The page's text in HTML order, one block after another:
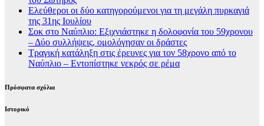
Ελεύθεροι οι δύο κατηγορούμενοι για τη μεγάλη πυρκαγιά
της 31ης Ιουλίου
Σοκ στο Ναύπλιο: Εξιχνιάστηκε η δολοφονία του 59χρονου
– Δύο συλλήψεις, ομολόγησαν οι δράστες
Τραγική κατάληξη στις έρευνες για τον 58χρονο από το
Ναύπλιο – Εντοπίστηκε νεκρός σε ρέμα
Πρόσφατα σχόλια
Ιστορικό